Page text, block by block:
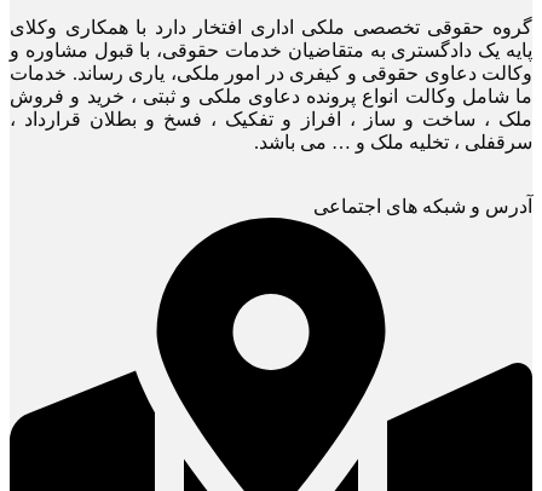
گروه حقوقی تخصصی ملکی اداری افتخار دارد با همکاری وکلای
پایه یک دادگستری به متقاضیان خدمات حقوقی، با قبول مشاوره و
وکالت دعاوی حقوقی و کیفری در امور ملکی، یاری رساند. خدمات
ما شامل وکالت انواع پرونده دعاوی ملکی و ثبتی ، خرید و فروش
ملک ، ساخت و ساز ، افراز و تفکیک ، فسخ و بطلان قرارداد ،
سرقفلی ، تخلیه ملک و … می باشد.
آدرس و شبکه های اجتماعی